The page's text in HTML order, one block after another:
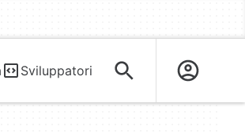
Sviluppatori